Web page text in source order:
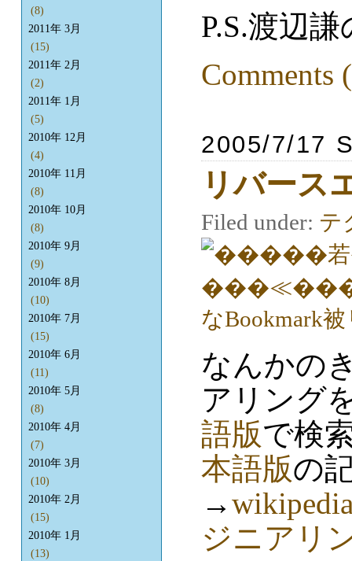
P.S.渡辺
Comments
2005/7/17
リバース
Filed under: テ
なんかの
アリング
語版で検
本語版の
→
ジニアリ
(8)
2011年 3月
(15)
2011年 2月
(2)
2011年 1月
(5)
2010年 12月
(4)
2010年 11月
(8)
2010年 10月
(8)
2010年 9月
(9)
2010年 8月
(10)
2010年 7月
(15)
2010年 6月
(11)
2010年 5月
(8)
2010年 4月
(7)
2010年 3月
(10)
2010年 2月
(15)
2010年 1月
(13)